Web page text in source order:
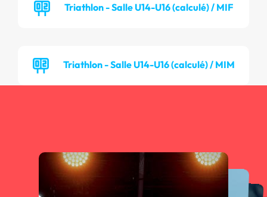
Triathlon - Salle U14-U16 (calculé) / MIF
Triathlon - Salle U14-U16 (calculé) / MIM